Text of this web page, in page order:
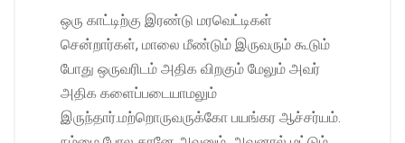
ஒரு காட்டிற்கு இரண்டு மரவெட்டிகள்
சென்றார்கள், மாலை மீண்டும் இருவரும் கூடும்
போது ஒருவரிடம் அதிக விறகும் மேலும் அவர்
அதிக களைப்படையாமலும்
இருந்தார்.மற்றொருவருக்கோ பயங்கர ஆச்சர்யம்.